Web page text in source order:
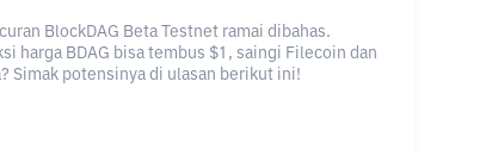
BlockDAG Beta Testnet ramai dibahas.
harga BDAG bisa tembus $1, saingi Filecoin dan
Simak potensinya di ulasan berikut ini!